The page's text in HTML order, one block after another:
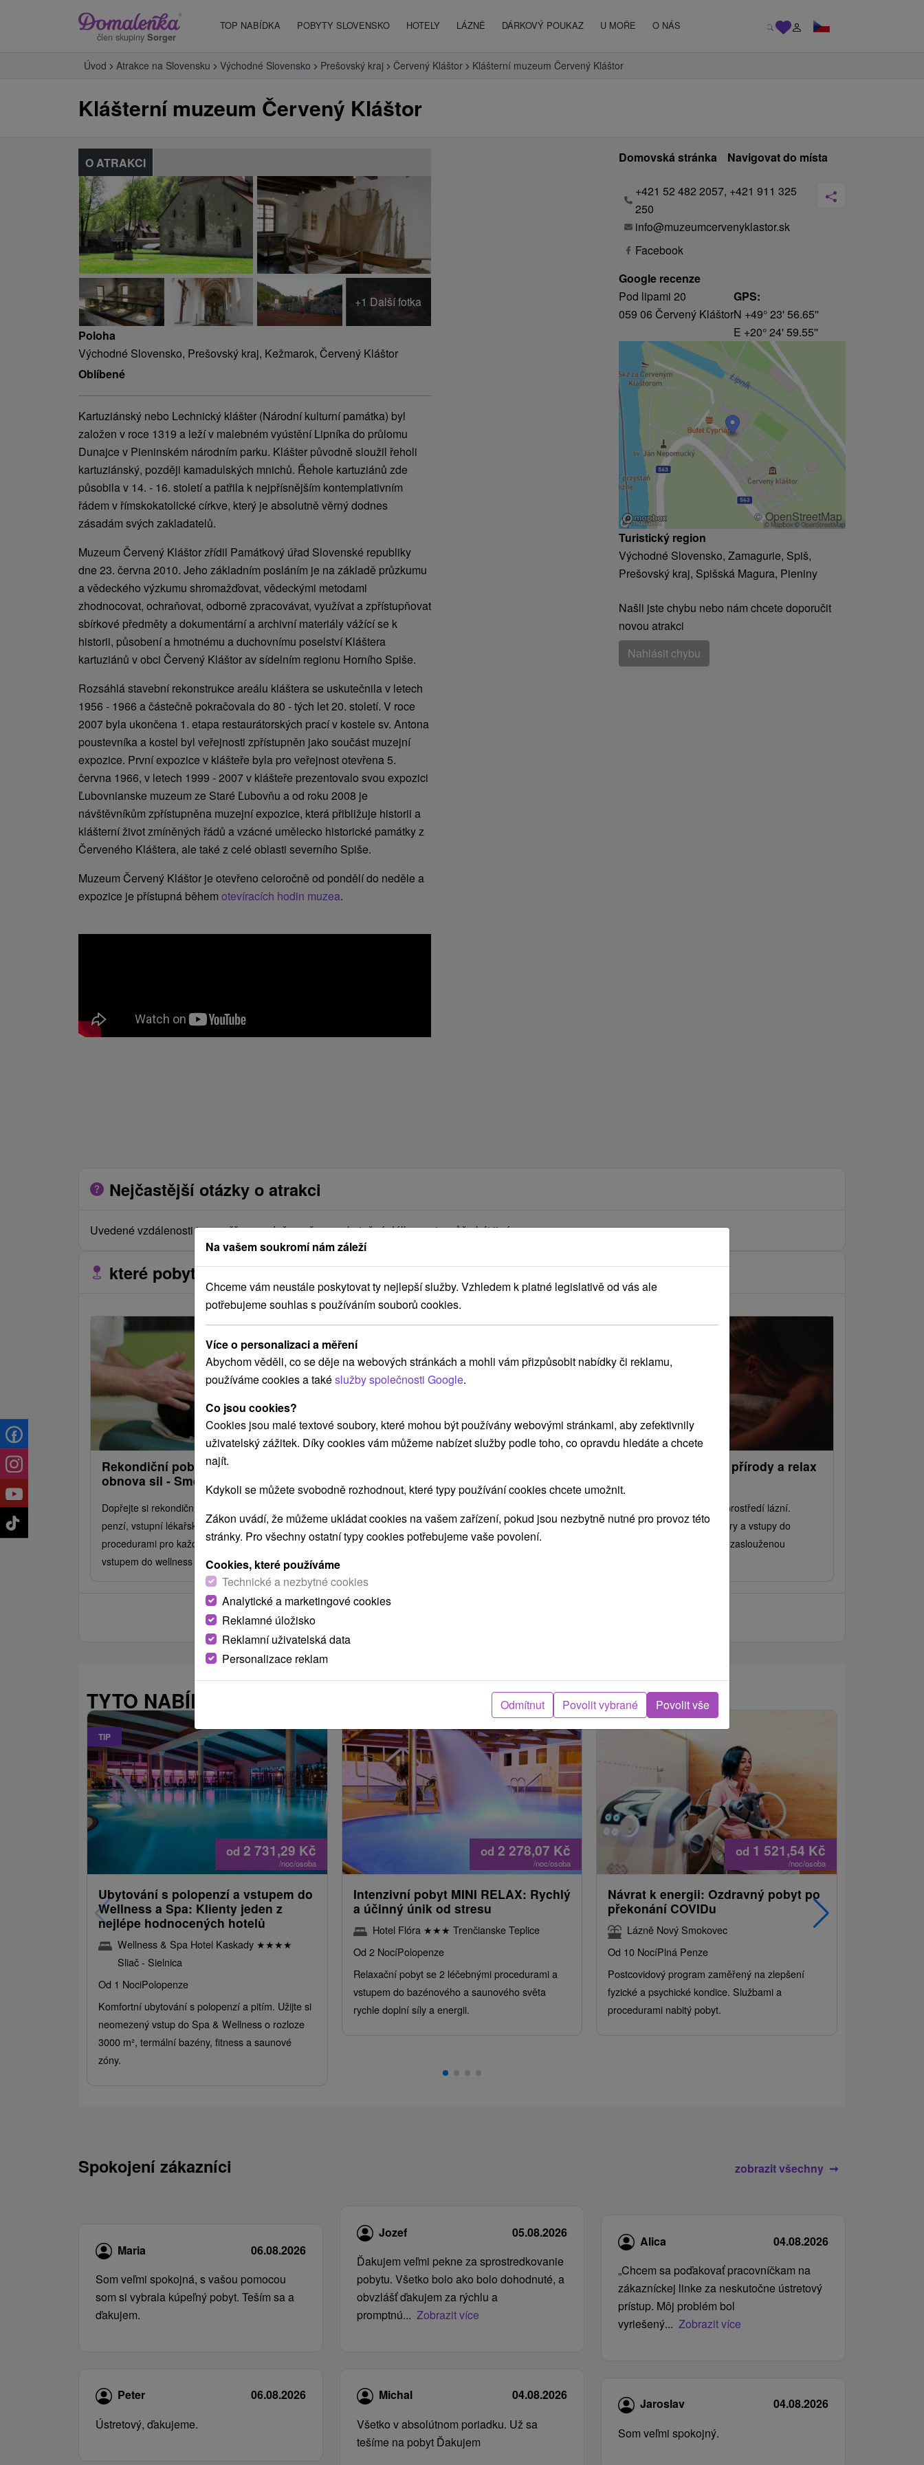
člen skupiny Sorger
TOP NABÍDKA POBYTY SLOVENSKO HOTELY LÁZNĚ DÁRKOVÝ POUKAZ U MOŘE O NÁS
Úvod Atrakce na Slovensku Východné Slovensko Prešovský kraj Červený Kláštor Klášterní muzeum Červený Kláštor
Klášterní muzeum Červený Kláštor
Domovská stránka Navigovat do místa
+421 52 482 2057, +421 911 325
250
info@muzeumcervenyklastor.sk
Facebook
Google recenze
Pod lipami 20
059 06 Červený Kláštor
GPS:
N +49° 23' 56.65''
E +20° 24' 59.55''
© OpenStreetMap
Turistický region
Východné Slovensko, Zamagurie, Spiš,
Prešovský kraj, Spišská Magura, Pieniny
Našli jste chybu nebo nám chcete doporučit
novou atrakci
Nahlásit chybu
O ATRAKCI
+1 Další fotka
Poloha
Východné Slovensko, Prešovský kraj, Kežmarok, Červený Kláštor
Oblíbené
Kartuziánský nebo Lechnický klášter (Národní kulturní památka) byl
založen v roce 1319 a leží v malebném vyústění Lipníka do průlomu
Dunajce v Pieninském národním parku. Klášter původně sloužil řeholi
kartuziánský, později kamadulských mnichů. Řehole kartuziánů zde
působila v 14. - 16. století a patřila k nejpřísnějším kontemplativním
řádem v římskokatolické církve, který je absolutně věrný dodnes
zásadám svých zakladatelů.
Muzeum Červený Kláštor zřídil Památkový úřad Slovenské republiky
dne 23. června 2010. Jeho základním posláním je na základě průzkumu
a vědeckého výzkumu shromažďovat, vědeckými metodami
zhodnocovat, ochraňovat, odborně zpracovávat, využívat a zpřístupňovat
sbírkové předměty a dokumentární a archivní materiály vážící se k
historii, působení a hmotnému a duchovnímu poselství Kláštera
kartuziánů v obci Červený Kláštor av sídelním regionu Horního Spiše.
Rozsáhlá stavební rekonstrukce areálu kláštera se uskutečnila v letech
1956 - 1966 a částečně pokračovala do 80 - tých let 20. století. V roce
2007 byla ukončena 1. etapa restaurátorských prací v kostele sv. Antona
poustevníka a kostel byl veřejnosti zpřístupněn jako součást muzejní
expozice. První expozice v klášteře byla pro veřejnost otevřena 5.
června 1966, v letech 1999 - 2007 v klášteře prezentovalo svou expozici
Ľubovnianske muzeum ze Staré Ľubovňu a od roku 2008 je
návštěvníkům zpřístupněna muzejní expozice, která přibližuje historii a
klášterní život zmíněných řádů a vzácné umělecko historické památky z
Červeného Kláštera, ale také z celé oblasti severního Spiše.
Muzeum Červený Kláštor je otevřeno celoročně od pondělí do neděle a
expozice je přístupná během otevíracích hodin muzea.
Nejčastější otázky o atrakci
Uvedené vzdálenosti jsou měřeny vzdušnou čarou, skutečná délka cesty může být jiná.
které pobyty se nacházejí v blízkosti?
Rekondiční pobyt zdraví: Lázeňská
obnova sil - Smerdžonka
Dopřejte si rekondiční pobyt v lázních s plnou
penzí, vstupní lékařskou prohlídkou a dvěma
procedurami pro každou noc pobytu a denním
vstupem do wellness centra.
procedurami a vstupem do wellness centra.
Kouzlo Pienin: Dotek přírody a relax
3 noci odpočinku v klidném prostředí lázní.
Polopenze, léčebné procedury a vstupy do
wellness centra Vám dopřejí zaslouženou
TYTO NABÍDKY BY VÁS MOHLY TAKÉ ZAJÍMAT
TIP
od 2 731,29 Kč
/noc/osoba
Ubytování s polopenzí a vstupem do
Wellness a Spa: Klienty jeden z
nejlépe hodnocených hotelů
Wellness & Spa Hotel Kaskady ★★★★
Sliač - Sielnica
Od 1 NociPolopenze
Komfortní ubytování s polopenzí a pitím. Užijte si
neomezený vstup do Spa & Wellness o rozloze
3000 m², termální bazény, fitness a saunové
zóny.
od 2 278,07 Kč
/noc/osoba
Intenzivní pobyt MINI RELAX: Rychlý
a účinný únik od stresu
Hotel Flóra ★★★ Trenčianske Teplice
Od 2 NocíPolopenze
Relaxační pobyt se 2 léčebnými procedurami a
vstupem do bazénového a saunového světa
rychle doplní síly a energii.
od 1 521,54 Kč
/noc/osoba
Návrat k energii: Ozdravný pobyt po
překonání COVIDu
Lázně Nový Smokovec
Od 10 NocíPlná Penze
Postcovidový program zaměřený na zlepšení
fyzické a psychické kondice. Službami a
procedurami nabitý pobyt.
Spokojení zákazníci zobrazit všechny
Maria
06.08.2026
Som veľmi spokojná, s vašou pomocou
som si vybrala kúpeľný pobyt. Teším sa a
ďakujem.
Peter
06.08.2026
Ústretový, ďakujeme.
Jozef
05.08.2026
Ďakujem veľmi pekne za sprostredkovanie
pobytu. Všetko bolo ako bolo dohodnuté, a
obvzlášť ďakujem za rýchlu a
promptnú... Zobrazit více
Michal
04.08.2026
Všetko v absolútnom poriadku. Už sa
tešíme na pobyt Ďakujem
Alica
04.08.2026
„Chcem sa poďakovať pracovníčkam na
zákazníckej linke za neskutočne ústretový
prístup. Môj problém bol
vyriešený... Zobrazit více
Jaroslav
04.08.2026
Som veľmi spokojný.
Na vašem soukromí nám záleží
Chceme vám neustále poskytovat ty nejlepší služby. Vzhledem k platné legislativě od vás ale
potřebujeme souhlas s používáním souborů cookies.
Více o personalizaci a měření
Abychom věděli, co se děje na webových stránkách a mohli vám přizpůsobit nabídky či reklamu,
používáme cookies a takéslužby společnosti Google.
Co jsou cookies?
Cookies jsou malé textové soubory, které mohou být používány webovými stránkami, aby zefektivnily
uživatelský zážitek. Díky cookies vám můžeme nabízet služby podle toho, co opravdu hledáte a chcete
najít.
Kdykoli se můžete svobodně rozhodnout, které typy používání cookies chcete umožnit.
Zákon uvádí, že můžeme ukládat cookies na vašem zařízení, pokud jsou nezbytně nutné pro provoz této
stránky. Pro všechny ostatní typy cookies potřebujeme vaše povolení.
Cookies, které používáme
Technické a nezbytné cookies
Analytické a marketingové cookies
Reklamné úložisko
Reklamní uživatelská data
Personalizace reklam
Odmítnut Povolit vybrané Povolit vše